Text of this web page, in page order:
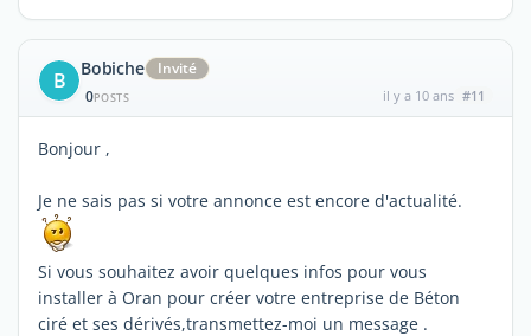
B Bobiche
Invité
0POSTS il y a 10 ans #11
Bonjour ,
Je ne sais pas si votre annonce est encore d'actualité.
Si vous souhaitez avoir quelques infos pour vous
installer à Oran pour créer votre entreprise de Béton
ciré et ses dérivés,transmettez-moi un message .